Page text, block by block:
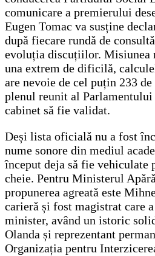
comunicare a premierului
Eugen Tomac va susține
după fiecare rundă de
evoluția discuțiilor. Misiunea
una extrem de dificilă,
are nevoie de cel puțin 233
plenul reunit al
cabinet să fie validat.
Deși lista oficială nu a fost
nume sonore din mediul
început deja să fie
cheie. Pentru Ministerul
propunerea agreată este
carieră și fost magistrat care
minister, având un istoric
Olanda și reprezentant
Organizația pentru